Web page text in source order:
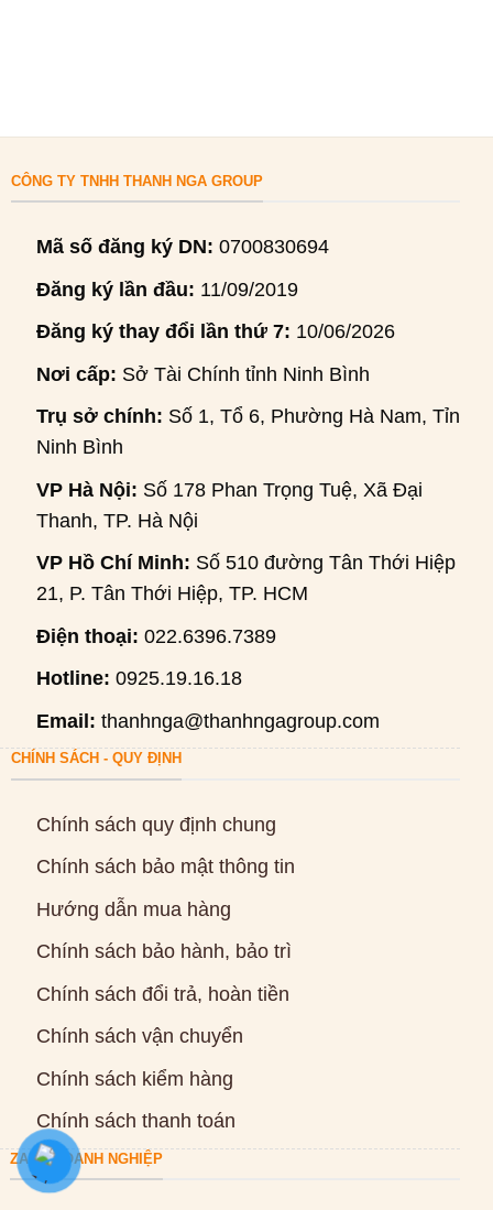
CÔNG TY TNHH THANH NGA GROUP
Mã số đăng ký DN: 0700830694
Đăng ký lần đầu: 11/09/2019
Đăng ký thay đổi lần thứ 7: 10/06/2026
Nơi cấp: Sở Tài Chính tỉnh Ninh Bình
Trụ sở chính: Số 1, Tổ 6, Phường Hà Nam, Tỉnh
Ninh Bình
VP Hà Nội: Số 178 Phan Trọng Tuệ, Xã Đại
Thanh, TP. Hà Nội
VP Hồ Chí Minh: Số 510 đường Tân Thới Hiệp
21, P. Tân Thới Hiệp, TP. HCM
Điện thoại: 022.6396.7389
Hotline: 0925.19.16.18
Email: thanhnga@thanhngagroup.com
CHÍNH SÁCH - QUY ĐỊNH
Chính sách quy định chung
Chính sách bảo mật thông tin
Hướng dẫn mua hàng
Chính sách bảo hành, bảo trì
Chính sách đổi trả, hoàn tiền
Chính sách vận chuyển
Chính sách kiểm hàng
Chính sách thanh toán
ZALO DOANH NGHIỆP